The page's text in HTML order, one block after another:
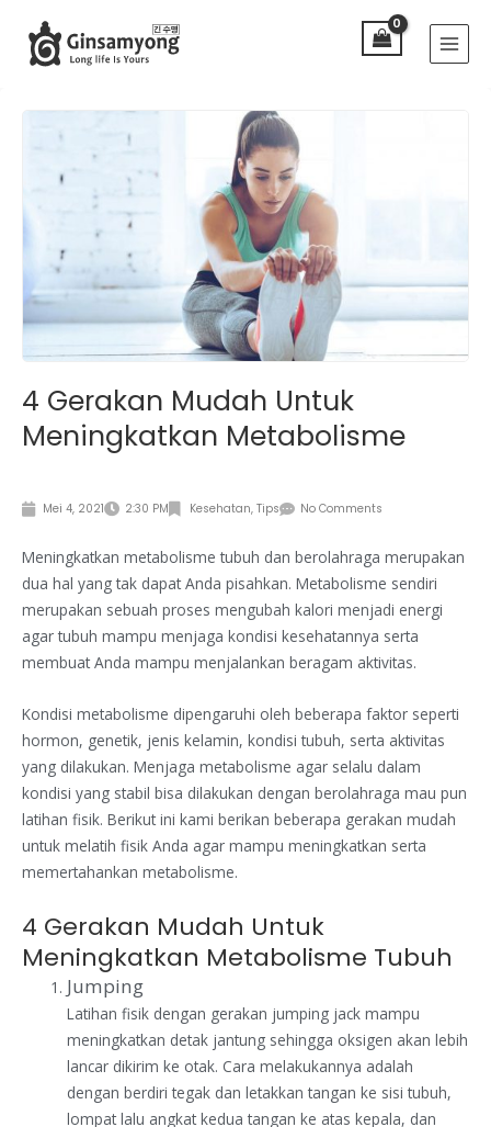
konten
Menu
4 Gerakan Mudah Untuk
Meningkatkan Metabolisme
Mei 4, 2021 2:30 PM Kesehatan, Tips No Comments
Meningkatkan metabolisme tubuh dan berolahraga merupakan
dua hal yang tak dapat Anda pisahkan. Metabolisme sendiri
merupakan sebuah proses mengubah kalori menjadi energi
agar tubuh mampu menjaga kondisi kesehatannya serta
membuat Anda mampu menjalankan beragam aktivitas.
Kondisi metabolisme dipengaruhi oleh beberapa faktor seperti
hormon, genetik, jenis kelamin, kondisi tubuh, serta aktivitas
yang dilakukan. Menjaga metabolisme agar selalu dalam
kondisi yang stabil bisa dilakukan dengan berolahraga mau pun
latihan fisik. Berikut ini kami berikan beberapa gerakan mudah
untuk melatih fisik Anda agar mampu meningkatkan serta
memertahankan metabolisme.
4 Gerakan Mudah Untuk
Meningkatkan Metabolisme Tubuh
Jumping
Latihan fisik dengan gerakan jumping jack mampu
meningkatkan detak jantung sehingga oksigen akan lebih
lancar dikirim ke otak. Cara melakukannya adalah
dengan berdiri tegak dan letakkan tangan ke sisi tubuh,
lompat lalu angkat kedua tangan ke atas kepala, dan